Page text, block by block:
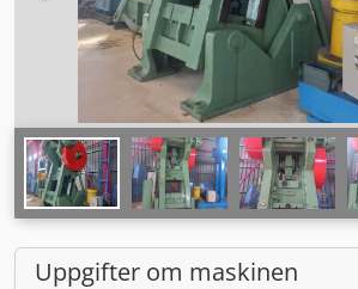
Uppgifter om maskinen